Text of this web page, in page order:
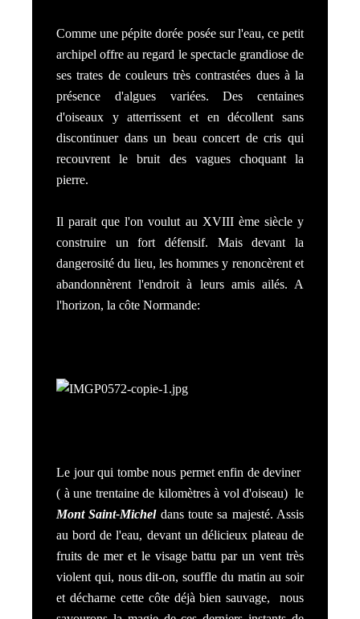
Comme une pépite dorée posée sur l'eau, ce petit
archipel offre au regard le spectacle grandiose de
ses trates de couleurs très contrastées dues à la
présence d'algues variées. Des centaines
d'oiseaux y atterrissent et en décollent sans
discontinuer dans un beau concert de cris qui
recouvrent le bruit des vagues choquant la
pierre.
Il parait que l'on voulut au XVIII ème siècle y
construire un fort défensif. Mais devant la
dangerosité du lieu, les hommes y renoncèrent et
abandonnèrent l'endroit à leurs amis ailés. A
l'horizon, la côte Normande:
Le jour qui tombe nous permet enfin de deviner
( à une trentaine de kilomètres à vol d'oiseau) le
Mont Saint-Micheldans toute sa majesté. Assis
au bord de l'eau, devant un délicieux plateau de
fruits de mer et le visage battu par un vent très
violent qui, nous dit-on, souffle du matin au soir
et décharne cette côte déjà bien sauvage, nous